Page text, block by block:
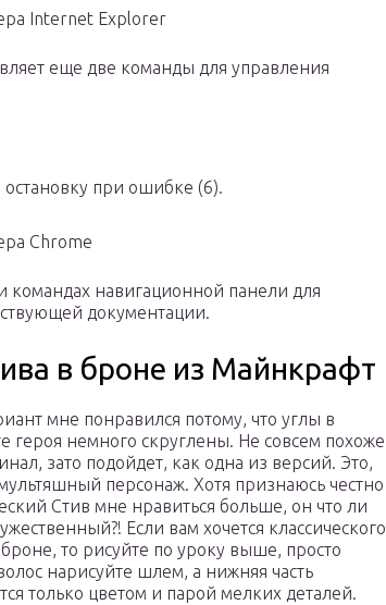
Internet Explorer
еще две команды для управления
при ошибке (6).
Chrome
навигационной панели для
документации.
в броне из Майнкрафт
мне понравился потому, что углы в
героя немного скруглены. Не совсем похоже
зато подойдет, как одна из версий. Это,
персонаж. Хотя признаюсь честно
Стив мне нравиться больше, он что ли
Если вам хочется классического
то рисуйте по уроку выше, просто
нарисуйте шлем, а нижняя часть
только цветом и парой мелких деталей.